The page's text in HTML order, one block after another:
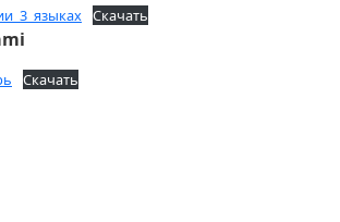
Скачать
Скачать